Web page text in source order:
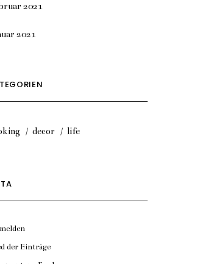
2021
2021
decor life
der Einträge